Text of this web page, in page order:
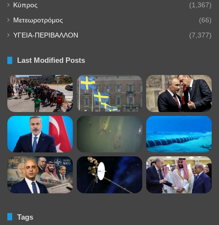
Κύπρος (1,367)
Μετεωροτρόμος (66)
ΥΓΕΙΑ-ΠΕΡΙΒΑΛΛΟΝ (7,377)
Last Modified Posts
Tags